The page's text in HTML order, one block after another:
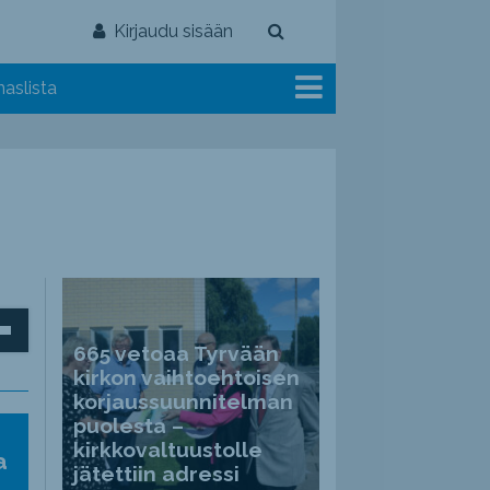
Kirjaudu sisään
665 vetoaa Tyrvään
kirkon vaihtoehtoisen
korjaussuunnitelman
puolesta –
kirkkovaltuustolle
jätettiin adressi